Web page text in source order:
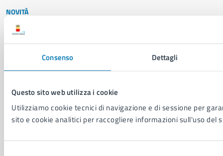
Consenso Dettagli
Questo sito web utilizza i cookie
Utilizziamo cookie tecnici di navigazione e di sessione per
sito e cookie analitici per raccogliere informazioni sull'uso del
NOVITÀ
Notizie
Avvisi
Comunicati stampa della Giunta Comunale
Comunicati stampa del Consiglio Comunale
VIVERE IL COMUNE
Luoghi